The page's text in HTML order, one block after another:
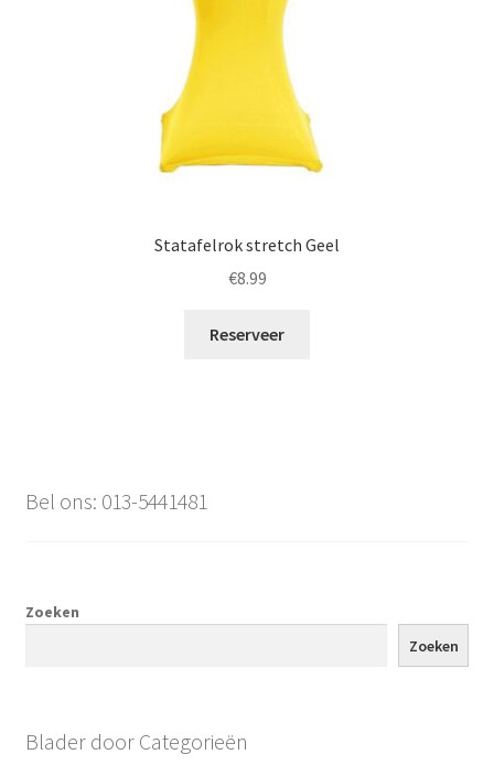
Statafelrok stretch Geel
€8.99
Reserveer
Bel ons: 013-5441481
Zoeken
Zoeken
Blader door Categorieën